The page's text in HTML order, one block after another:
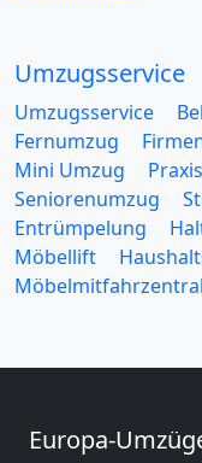
Umzugsservice
Umzugsservice
Fernumzug
Mini Umzug
Seniorenumzug
Entrümpelung
Möbellift
Europa-